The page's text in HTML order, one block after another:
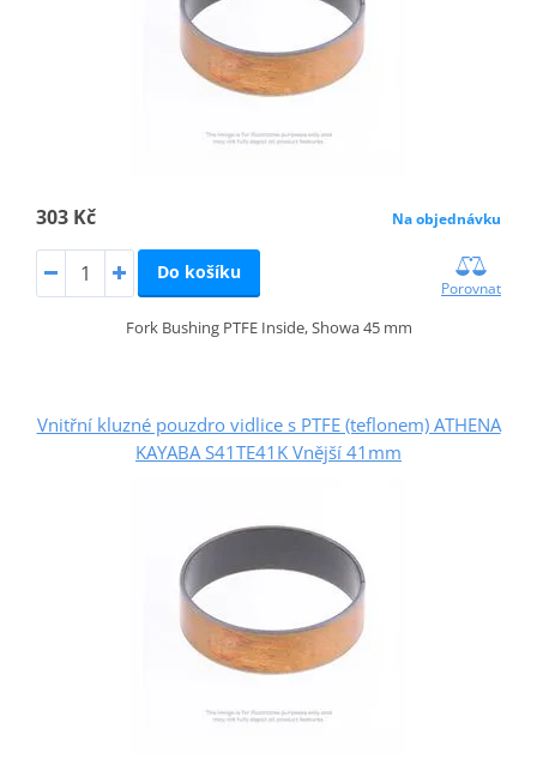
303 Kč Na objednávku
Do košíku
Porovnat
Fork Bushing PTFE Inside, Showa 45 mm
Vnitřní kluzné pouzdro vidlice s PTFE (teflonem) ATHENA
KAYABA S41TE41K Vnější 41mm